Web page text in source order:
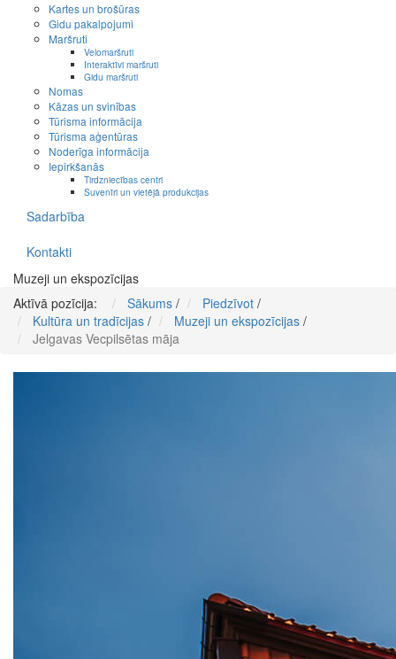
Kartes un brošūras
Gidu pakalpojumi
Maršruti
Velomaršruti
Interaktīvi maršruti
Gidu maršruti
Nomas
Kāzas un svinības
Tūrisma informācija
Tūrisma aģentūras
Noderīga informācija
Iepirkšanās
Tirdzniecības centri
Suvenīri un vietējā produkcijas
Sadarbība
Kontakti
Muzeji un ekspozīcijas
Aktīvā pozīcija:
Sākums / Piedzīvot /
Kultūra un tradīcijas / Muzeji un ekspozīcijas /
Jelgavas Vecpilsētas māja